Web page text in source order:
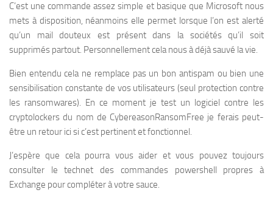
C’est une commande assez simple et basique que Microsoft nous
mets à disposition, néanmoins elle permet lorsque l’on est alerté
qu’un mail douteux est présent dans la sociétés qu’il soit
supprimés partout. Personnellement cela nous à déjà sauvé la vie.
Bien entendu cela ne remplace pas un bon antispam ou bien une
sensibilisation constante de vos utilisateurs (seul protection contre
les ransomwares). En ce moment je test un logiciel contre les
cryptolockers du nom de CybereasonRansomFree je ferais peut-
être un retour ici si c’est pertinent et fonctionnel.
J’espère que cela pourra vous aider et vous pouvez toujours
consulter le technet des commandes powershell propres à
Exchange pour compléter à votre sauce.